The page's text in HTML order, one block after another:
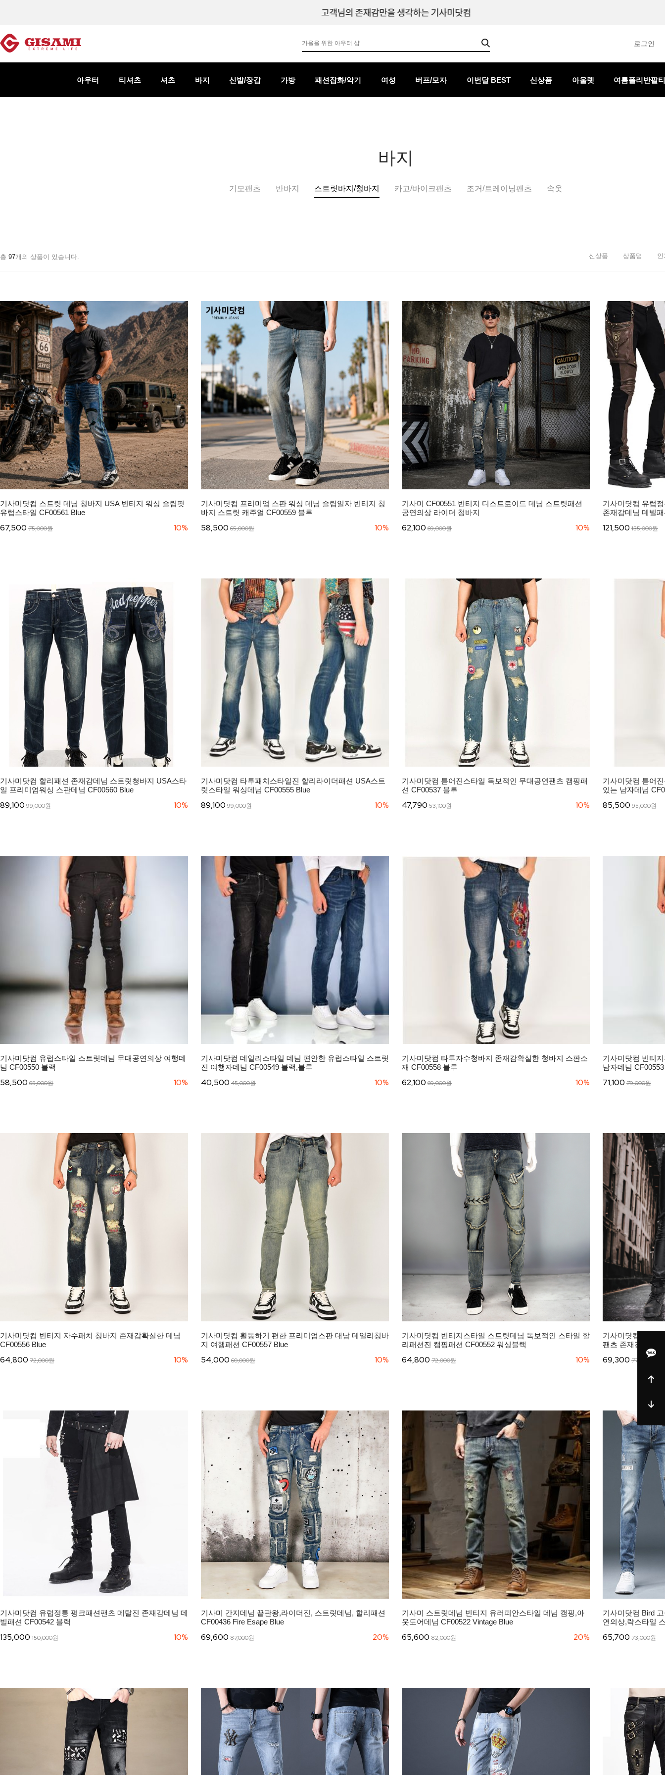
로그인
아우터 티셔츠 셔츠 바지 신발/장갑 가방 패션잡화/악기 여성 버프/모자 이번달 BEST 신상품 아울렛 여름폴리반팔
바지
기모팬츠 반바지 스트릿바지/청바지 카고/바이크팬츠 조거/트레이닝팬츠 속옷
총 97개의 상품이 있습니다. 신상품 상품명 인
기사미닷컴 스트릿 데님 청바지 USA 빈티지 워싱 슬림핏
유럽스타일 CF00561 Blue
67,500 75,000원 10%
기사미닷컴 프리미엄 스판 워싱 데님 슬림일자 빈티지 청
바지 스트릿 캐주얼 CF00559 블루
58,500 65,000원 10%
기사미 CF00551 빈티지 디스트로이드 데님 스트릿패션
공연의상 라이더 청바지
62,100 69,000원 10%
기사미닷컴 유럽
존재감데님 데빌
121,500 135,000원
기사미닷컴 할리패션 존재감데님 스트릿청바지 USA스타
일 프리미엄워싱 스판데님 CF00560 Blue
89,100 99,000원 10%
기사미닷컴 타투패치스타일진 할리라이더패션 USA스트
릿스타일 워싱데님 CF00555 Blue
89,100 99,000원 10%
기사미닷컴 튿어진스타일 독보적인 무대공연팬츠 캠핑패
션 CF00537 블루
47,790 53,100원 10%
기사미닷컴 튿어
있는 남자데님
85,500 95,000원
기사미닷컴 유럽스타일 스트릿데님 무대공연의상 여행데
님 CF00550 블랙
58,500 65,000원 10%
기사미닷컴 데일리스타일 데님 편안한 유럽스타일 스트릿
진 여행자데님 CF00549 블랙,블루
40,500 45,000원 10%
기사미닷컴 타투자수청바지 존재감확실한 청바지 스판소
재 CF00558 블루
62,100 69,000원 10%
기사미닷컴 빈티
남자데님
71,100 79,000원
기사미닷컴 빈티지 자수패치 청바지 존재감확실한 데님
CF00556 Blue
64,800 72,000원 10%
기사미닷컴 활동하기 편한 프리미엄스판 대남 데일리청바
지 여행패션 CF00557 Blue
54,000 60,000원 10%
기사미닷컴 빈티지스타일 스트릿데님 독보적인 스타일 할
리패션진 캠핑패션 CF00552 워싱블랙
64,800 72,000원 10%
기사미닷컴 유럽
팬츠 존재감팬츠
69,300 77,000원
기사미닷컴 유럽정통 펑크패션팬츠 메탈진 존재감데님 데
빌패션 CF00542 블랙
135,000 150,000원 10%
기사미 간지데님 끝판왕,라이더진, 스트릿데님, 할리패션
CF00436 Fire Esape Blue
69,600 87,000원 20%
기사미 스트릿데님 빈티지 유러피안스타일 데님 캠핑,아
웃도어데님 CF00522 Vintage Blue
65,600 82,000원 20%
기사미닷컴 Bird
연의상,락스타일
65,700 73,000원